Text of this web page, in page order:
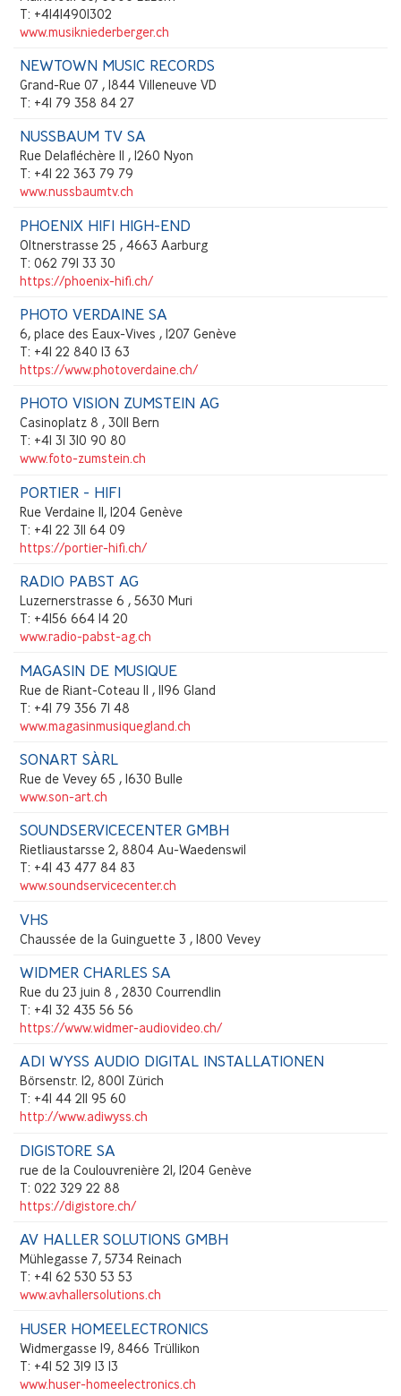
T: +41414901302
www.musikniederberger.ch
NEWTOWN MUSIC RECORDS
Grand-Rue 07 , 1844 Villeneuve VD
T: +41 79 358 84 27
NUSSBAUM TV SA
Rue Delafléchère 11 , 1260 Nyon
T: +41 22 363 79 79
www.nussbaumtv.ch
PHOENIX HIFI HIGH-END
Oltnerstrasse 25 , 4663 Aarburg
T: 062 791 33 30
https://phoenix-hifi.ch/
PHOTO VERDAINE SA
6, place des Eaux-Vives , 1207 Genève
T: +41 22 840 13 63
https://www.photoverdaine.ch/
PHOTO VISION ZUMSTEIN AG
Casinoplatz 8 , 3011 Bern
T: +41 31 310 90 80
www.foto-zumstein.ch
PORTIER - HIFI
Rue Verdaine 11, 1204 Genève
T: +41 22 311 64 09
https://portier-hifi.ch/
RADIO PABST AG
Luzernerstrasse 6 , 5630 Muri
T: +4156 664 14 20
www.radio-pabst-ag.ch
MAGASIN DE MUSIQUE
Rue de Riant-Coteau 11 , 1196 Gland
T: +41 79 356 71 48
www.magasinmusiquegland.ch
SONART SÀRL
Rue de Vevey 65 , 1630 Bulle
www.son-art.ch
SOUNDSERVICECENTER GMBH
Rietliaustarsse 2, 8804 Au-Waedenswil
T: +41 43 477 84 83
www.soundservicecenter.ch
VHS
Chaussée de la Guinguette 3 , 1800 Vevey
WIDMER CHARLES SA
Rue du 23 juin 8 , 2830 Courrendlin
T: +41 32 435 56 56
https://www.widmer-audiovideo.ch/
ADI WYSS AUDIO DIGITAL INSTALLATIONEN
Börsenstr. 12, 8001 Zürich
T: +41 44 211 95 60
http://www.adiwyss.ch
DIGISTORE SA
rue de la Coulouvrenière 21, 1204 Genève
T: 022 329 22 88
https://digistore.ch/
AV HALLER SOLUTIONS GMBH
Mühlegasse 7, 5734 Reinach
T: +41 62 530 53 53
www.avhallersolutions.ch
HUSER HOMEELECTRONICS
Widmergasse 19, 8466 Trüllikon
T: +41 52 319 13 13
www.huser-homeelectronics.ch